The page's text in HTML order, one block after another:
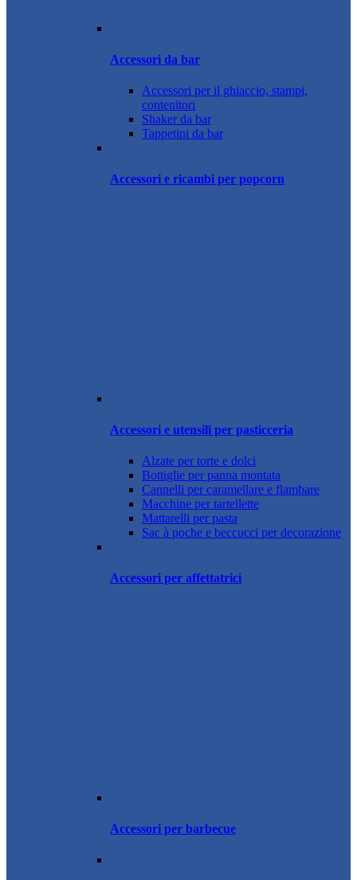
Accessori da bar
Accessori per il ghiaccio, stampi,
contenitori
Shaker da bar
Tappetini da bar
Accessori e ricambi per popcorn
Accessori e utensili per pasticceria
Alzate per torte e dolci
Bottiglie per panna montata
Cannelli per caramellare e flambare
Macchine per tartellette
Mattarelli per pasta
Sac à poche e beccucci per decorazione
Accessori per affettatrici
Accessori per barbecue